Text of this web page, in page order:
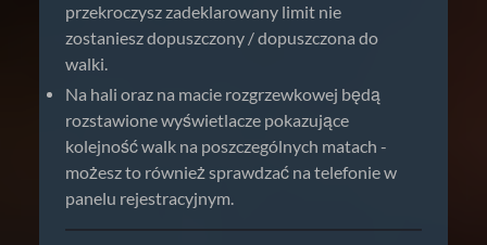
przekroczysz zadeklarowany limit nie
zostaniesz dopuszczony / dopuszczona do
walki.
Na hali oraz na macie rozgrzewkowej będą
rozstawione wyświetlacze pokazujące
kolejność walk na poszczególnych matach -
możesz to również sprawdzać na telefonie w
panelu rejestracyjnym.